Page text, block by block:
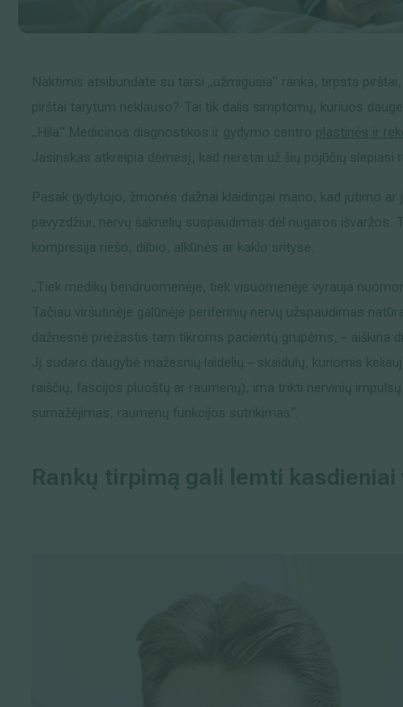
Naktimis atsibundate su tarsi „užmigusia“ ranka, tirpsta
pirštai tarytum neklauso? Tai tik dalis simptomų, kuriuos
„Hila“ Medicinos diagnostikos ir gydymo centro plastinės ir
Jasinskas atkreipia dėmesį, kad neretai už šių pojūčių
Pasak gydytojo, žmonės dažnai klaidingai mano, kad jutimo
pavyzdžiui, nervų šaknelių suspaudimas dėl nugaros
kompresija riešo, dilbio, alkūnės ar kaklo srityse.
„Tiek medikų bendruomenėje, tiek visuomenėje vyrauja
Tačiau viršutinėje galūnėje periferinių nervų užspaudimas
dažnesnė priežastis tam tikroms pacientų grupėms, – aiškina
Jį sudaro daugybė mažesnių laidelių – skaidulų, kuriomis
raiščių, fascijos pluoštų ar raumenų), ima trikti nervinių
sumažėjimas, raumenų funkcijos sutrikimas“.
Rankų tirpimą gali lemti kasdieniai
Hila paslaugos
Hila gydytojai
Sveikatos patarimai